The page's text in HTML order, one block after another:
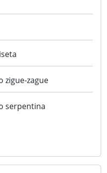
zigue-zague
serpentina